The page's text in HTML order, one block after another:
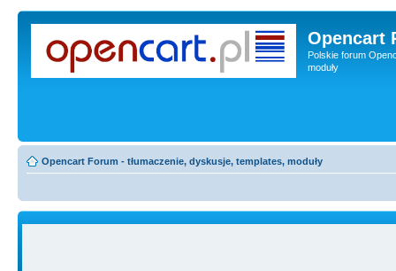
Opencart
Polskie forum
moduły
Opencart Forum - tłumaczenie, dyskusje, templates, moduły